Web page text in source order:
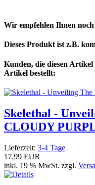
Wir empfehlen Ihnen
Dieses Produkt ist z.B.
Kunden, die diesen
Artikel bestellt:
Skelethal -
CLOUDY
Lieferzeit: 3-4 Tage
17,99 EUR
inkl. 19 % MwSt. zzgl.